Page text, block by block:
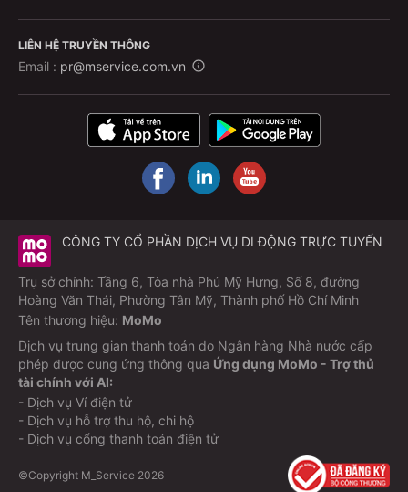
biết xe đang ở đâu, còn bao lâu đến nơi.
Tiện ích khác
Nhận chuyển hàng liên tỉnh số lượng nhỏ
Hỗ trợ trung chuyển tận nơi trong bán kính quy định
Chính sách hủy/đổi linh hoạt: đổi 1 lần, phí hủy từ 10–
phí cao hơn.
Cam kết an toàn – đúng giờ: đội ngũ lái xe chuyên
nghiệp, tuân thủ luật, không bắt khách dọc đường.
Khuyến mãi thường xuyên: giảm giá đến 30–35% khi
đặt vé qua ứng dụng như MoMo.
FAQ – Câu hỏi thường gặp
Nhà xe Phương Trang có mấy tuyến
LIÊN HỆ TRUYỀN THÔNG
Email : pr@mservice.com.vn
CÔNG TY CỔ PHẦN DỊCH VỤ DI ĐỘNG TRỰC TUYẾN
Trụ sở chính: Tầng 6, Tòa nhà Phú Mỹ Hưng, Số 8, đường
Hoàng Văn Thái, Phường Tân Mỹ, Thành phố Hồ Chí Minh
Tên thương hiệu: MoMo
Dịch vụ trung gian thanh toán do Ngân hàng Nhà nước cấp
phép được cung ứng thông qua Ứng dụng MoMo - Trợ thủ
tài chính với AI:
- Dịch vụ Ví điện tử
- Dịch vụ hỗ trợ thu hộ, chi hộ
- Dịch vụ cổng thanh toán điện tử
©Copyright M_Service 2026